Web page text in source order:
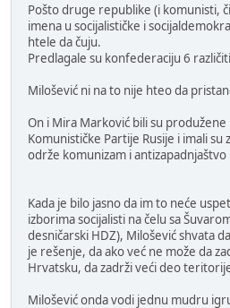
Pošto druge republike (i komunisti,
imena u socijalističke i
htele da čuju.
Predlagale su konfederaciju 6
Milošević ni na to nije hteo da
On i Mira Marković bili su
Komunističke Partije Rusije i imali su
održe komunizam i antizapadnjaštvo
Kada je bilo jasno da im to neće
izborima socijalisti na čelu sa
desničarski HDZ), Milošević shvata
je rešenje, da ako već ne može da
Hrvatsku, da zadrži veći deo
Milošević onda vodi jednu mudru